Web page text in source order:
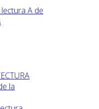
A de
la